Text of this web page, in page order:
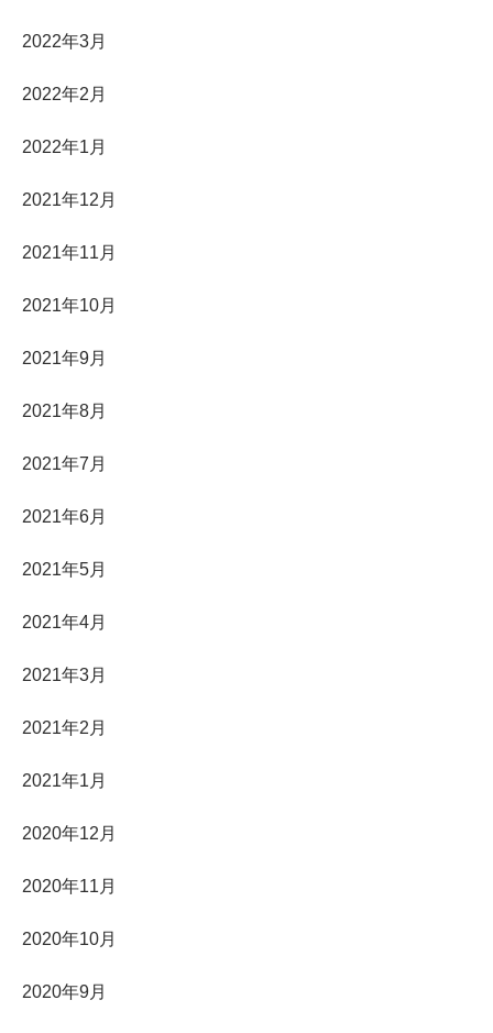
2022年3月
2022年2月
2022年1月
2021年12月
2021年11月
2021年10月
2021年9月
2021年8月
2021年7月
2021年6月
2021年5月
2021年4月
2021年3月
2021年2月
2021年1月
2020年12月
2020年11月
2020年10月
2020年9月